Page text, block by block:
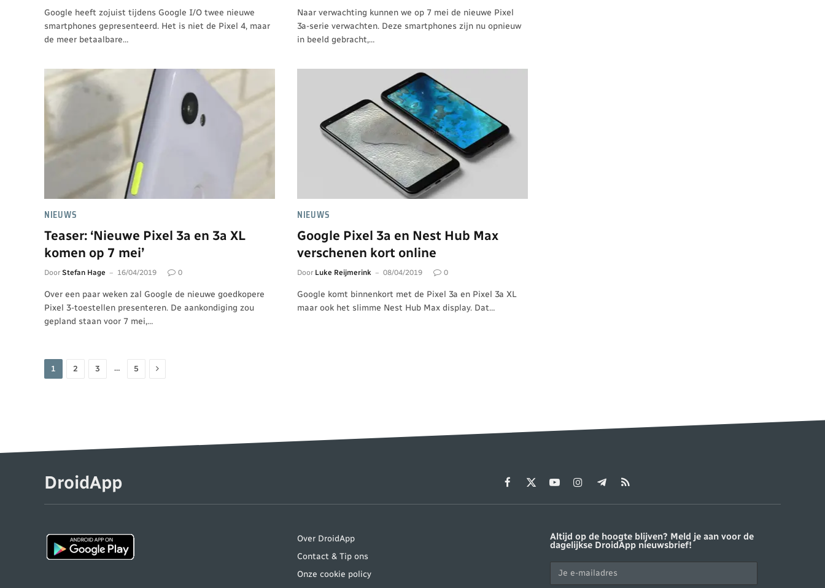
Google heeft zojuist tijdens Google I/O twee nieuwe
smartphones gepresenteerd. Het is niet de Pixel 4, maar
de meer betaalbare…
Naar verwachting kunnen we op 7 mei de nieuwe Pixel
3a-serie verwachten. Deze smartphones zijn nu opnieuw
in beeld gebracht,…
NIEUWS
Teaser: ‘Nieuwe Pixel 3a en 3a XL
komen op 7 mei’
Door Stefan Hage 16/04/2019 0
Over een paar weken zal Google de nieuwe goedkopere
Pixel 3-toestellen presenteren. De aankondiging zou
gepland staan voor 7 mei,…
NIEUWS
Google Pixel 3a en Nest Hub Max
verschenen kort online
Door Luke Reijmerink 08/04/2019 0
Google komt binnenkort met de Pixel 3a en Pixel 3a XL
maar ook het slimme Nest Hub Max display. Dat…
1 2 3 … 5 Volgende
DroidApp Facebook
X
YouTubeInstagramTelegram
RSS
Over DroidApp
Contact & Tip ons
Onze cookie policy
Altijd op de hoogte blijven? Meld je aan voor de
dagelijkse DroidApp nieuwsbrief!